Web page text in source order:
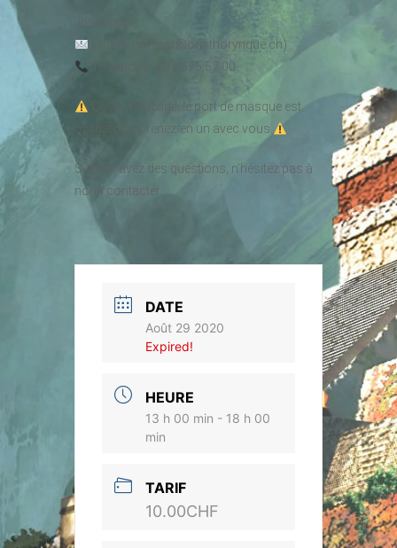
Email ( contact@ornithorynque.ch)
Téléphone : 032.525.52.00
Covid-19 oblige, le port de masque est
obligatoire, prenez-en un avec vous.
Si vous avez des questions, n’hésitez pas à
nous contacter
DATE
Août 29 2020
Expired!
HEURE
13 h 00 min - 18 h 00
min
TARIF
10.00CHF